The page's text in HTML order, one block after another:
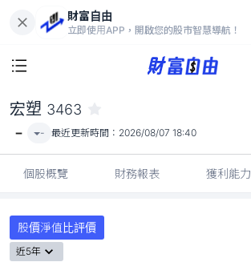
財富自由
立即使用APP，開啟您的股市智慧導航！
-
宏塑 3463
- - 最近更新時間： 2026/08/07 18:40
個股概覽 財務報表 獲利能力
股價淨值比評價
近5年